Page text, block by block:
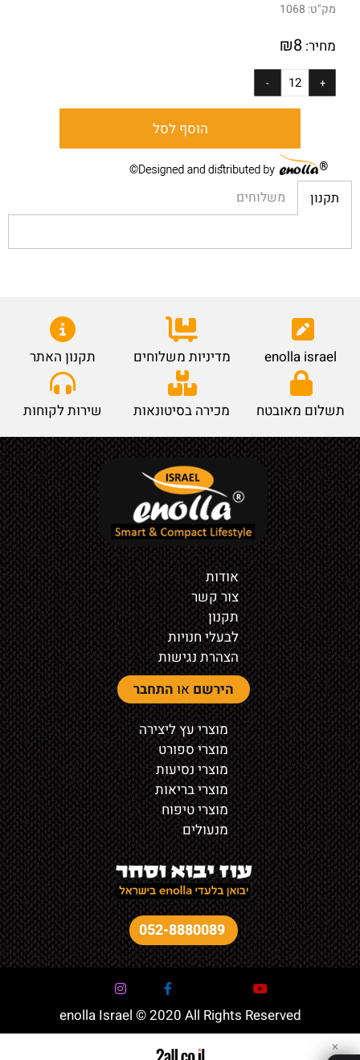
מק"ט: 1068
מחיר: ₪8
הוסף לסל
תקנון משלוחים
enolla israel מדיניות משלוחים תקנון האתר
תשלום מאובטח מכירה בסיטונאות שירות לקוחות
אודות
צור קשר
תקנון
לבעלי חנויות
הצהרת נגישות
הירשם או התחבר
מוצרי עץ ליצירה
מוצרי ספורט
מוצרי נסיעות
מוצרי בריאות
מוצרי טיפוח
מנעולים
052-8880089
enolla Israel © 2020 All Rights Reserved
✕